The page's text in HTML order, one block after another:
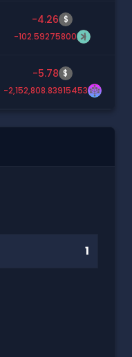
-4.26 $
-102.59275800
-5.78 $
-2,152,808.83915453